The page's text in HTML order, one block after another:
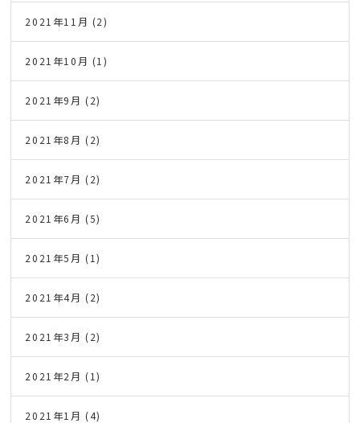
2021年11月 (2)
2021年10月 (1)
2021年9月 (2)
2021年8月 (2)
2021年7月 (2)
2021年6月 (5)
2021年5月 (1)
2021年4月 (2)
2021年3月 (2)
2021年2月 (1)
2021年1月 (4)